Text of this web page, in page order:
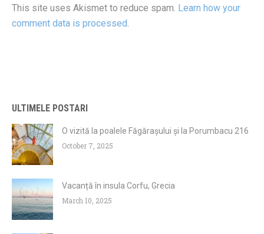
This site uses Akismet to reduce spam. Learn how your
comment data is processed
ULTIMELE POSTARI
O vizită la poalele Făgărașului și la Porumbacu 216
October 7, 2025
Vacanță în insula Corfu, Grecia
March 10, 2025